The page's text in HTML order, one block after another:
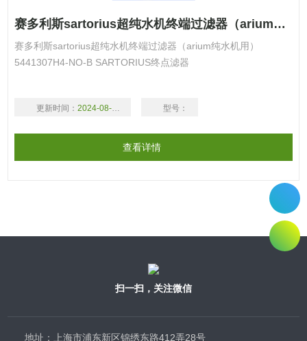
赛多利斯sartorius超纯水机终端过滤器（arium纯水机用）5441307H4-NO-B
赛多利斯sartorius超纯水机终端过滤器（arium纯水机用）
5441307H4-NO-B SARTORIUS终点滤器
更新时间： 2024-08-18 型号：
查看详情
扫一扫，关注微信
地址：上海市浦东新区锦绣东路412弄28号